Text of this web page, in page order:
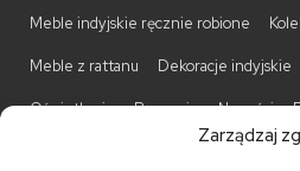
Zarządzaj
Meble indyjskie ręcznie robione
Meble z rattanu Dekoracje indyjskie
Oświetlenie Promocje Nowości
Komody kolonialne